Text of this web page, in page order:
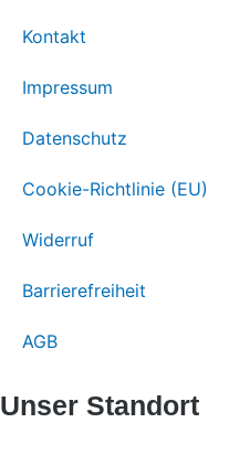
Kontakt
Impressum
Datenschutz
Cookie-Richtlinie (EU)
Widerruf
Barrierefreiheit
AGB
Unser Standort